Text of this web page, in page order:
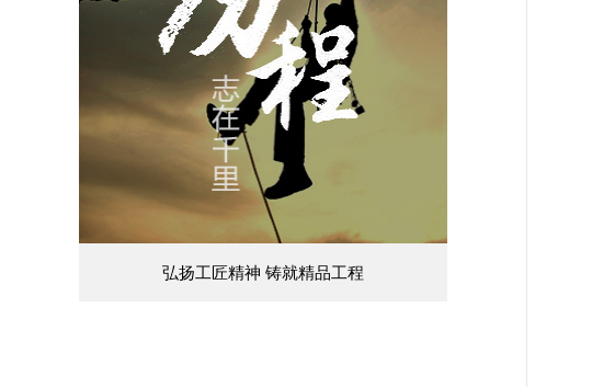
弘扬工匠精神 铸就精品工程